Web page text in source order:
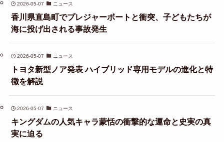
2026-05-07 ニュース
香川県直島町でプレジャーボートと衝突、子どもたちが
海に投げ出される事故発生
2026-05-07 ニュース
トヨタ新型ノア発表 ハイブリッド専用モデルの進化と特
徴を解説
2026-05-07 ニュース
キングダムの人気キャラ蒙恬の衝撃的な運命と史実の真
実に迫る